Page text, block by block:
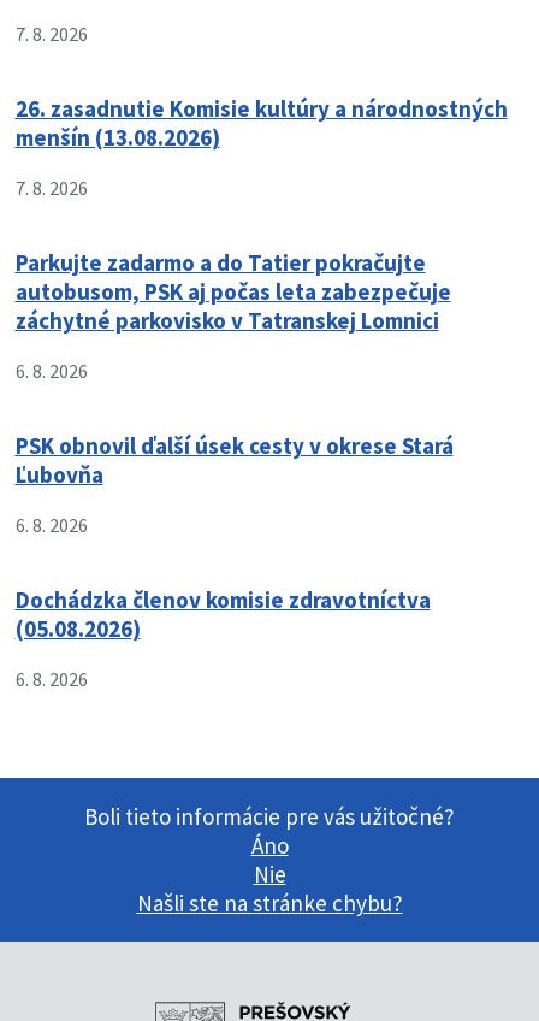
7. 8. 2026
26. zasadnutie Komisie kultúry a národnostných
menšín (13.08.2026)
7. 8. 2026
Parkujte zadarmo a do Tatier pokračujte
autobusom, PSK aj počas leta zabezpečuje
záchytné parkovisko v Tatranskej Lomnici
6. 8. 2026
PSK obnovil ďalší úsek cesty v okrese Stará
Ľubovňa
6. 8. 2026
Dochádzka členov komisie zdravotníctva
(05.08.2026)
6. 8. 2026
Boli tieto informácie pre vás užitočné?
Áno
Nie
Našli ste na stránke chybu?